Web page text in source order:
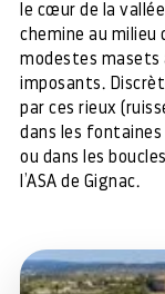
le cœur de la
chemine au milieu
modestes masets
imposants.
par ces rieux
dans les
ou dans les
l’ASA de Gignac.